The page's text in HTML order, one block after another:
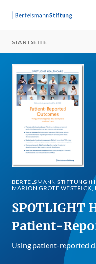
STARTSEITE
BERTELSMANN STIFTUNG
MARION GROTE
SPOTLIGHT
Patient-
Using patient-reported